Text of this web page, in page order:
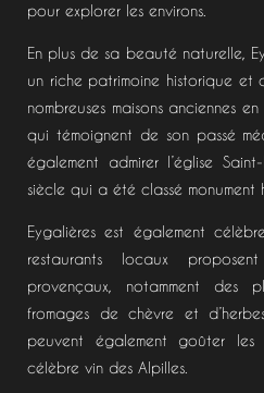
pour explorer les environs.
En plus de sa beauté naturelle,
un riche patrimoine historique
nombreuses maisons anciennes
qui témoignent de son passé
également admirer l’église
siècle qui a été classé monument
Eygalières est également
restaurants locaux
provençaux, notamment des
fromages de chèvre et
peuvent également goûter les
célèbre vin des Alpilles.